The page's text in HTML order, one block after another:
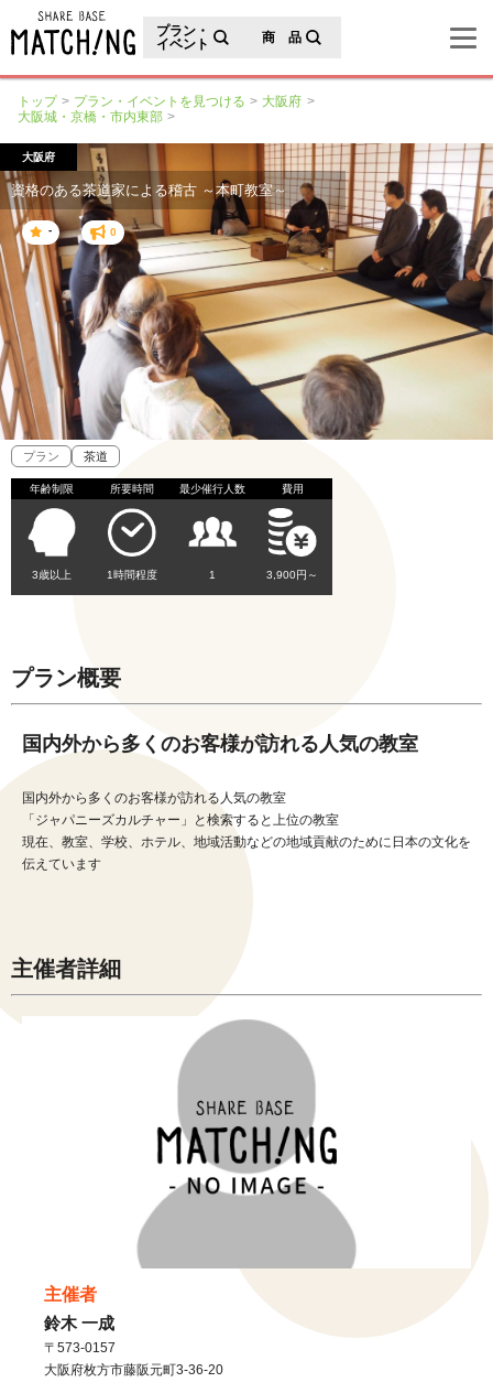
プラン・
イベント
商 品
トップ プラン・イベントを見つける
大阪府
大阪城・京橋・市内東部
大阪府
資格のある茶道家による稽古 ～本町教室～
- 0
プラン 茶道
年齢制限
3歳以上
所要時間
1時間程度
最少催行人数
1
費用
3,900円～
プラン概要
国内外から多くのお客様が訪れる人気の教室
国内外から多くのお客様が訪れる人気の教室
「ジャパニーズカルチャー」と検索すると上位の教室
現在、教室、学校、ホテル、地域活動などの地域貢献のために日本の文化を
伝えています
主催者詳細
主催者
鈴木 一成
〒573-0157
大阪府枚方市藤阪元町3-36-20